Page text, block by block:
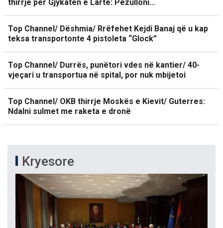
thirrje për Gjykatën e Lartë: Pezulloni…
Top Channel/ Dëshmia/ Rrëfehet Kejdi Banaj që u kap
teksa transportonte 4 pistoleta “Glock”
Top Channel/ Durrës, punëtori vdes në kantier/ 40-
vjeçari u transportua në spital, por nuk mbijetoi
Top Channel/ OKB thirrje Moskës e Kievit/ Guterres:
Ndalni sulmet me raketa e dronë
Kryesore